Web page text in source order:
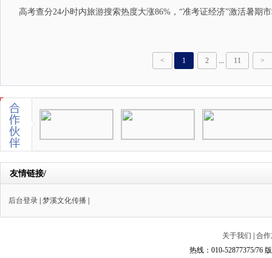
高考查分24小时内旅游搜索热度大涨86%，“准考证经济”激活暑期
< 1 2 ... 11 >
友情链接/
后台登录 梦溪文化传播
关于我们
合
热线：010-52877375/76